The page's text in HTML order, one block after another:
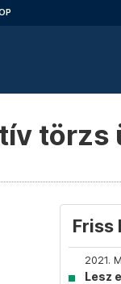
törzs
Friss
2021.
Lesz